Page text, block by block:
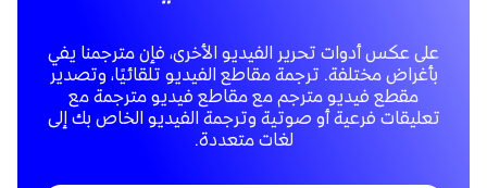
على عكس أدوات تحرير الفيديو الأخرى، فإن مترجمنا يفي
بأغراض مختلفة. ترجمة مقاطع الفيديو تلقائيًا، وتصدير
مقطع فيديو مترجم مع مقاطع فيديو مترجمة مع
تعليقات فرعية أو صوتية وترجمة الفيديو الخاص بك إلى
لغات متعددة.